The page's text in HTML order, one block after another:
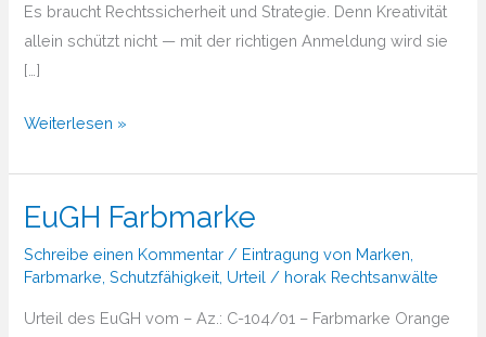
Es braucht Rechtssicherheit und Strategie. Denn Kreativität
allein schützt nicht — mit der richtigen Anmeldung wird sie
[…]
Kreativität
Marken
—
kreative
der
Weiterlesen »
EuGH Farbmarke
Schreibe einen Kommentar / Eintragung von Marken
Farbmarke ,Schutzfähigkeit Urteil / horak Rechtsanwälte
Urteil des EuGH vom – Az.: C-104/01 – Farbmarke Orange